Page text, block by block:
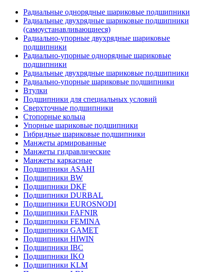
Радиальные однорядные шариковые подшипники
Радиальные двухрядные шариковые подшипники
(самоустанавливающиеся)
Радиально-упорные двухрядные шариковые
подшипники
Радиально-упорные однорядные шариковые
подшипники
Радиальные двухрядные шариковые подшипники
Радиально-упорные шариковые подшипники
Втулки
Подшипники для специальных условий
Сверхточные подшипники
Стопорные кольца
Упорные шариковые подшипники
Гибридные шариковые подшипники
Манжеты армированные
Манжеты гидравлические
Манжеты каркасные
Подшипники ASAHI
Подшипники BW
Подшипники DKF
Подшипники DURBAL
Подшипники EUROSNODI
Подшипники FAFNIR
Подшипники FEMINA
Подшипники GAMET
Подшипники HIWIN
Подшипники IBC
Подшипники IKO
Подшипники KLM